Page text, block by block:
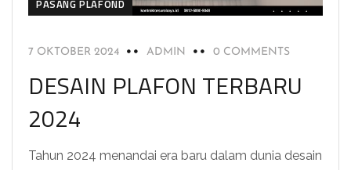
PASANG PLAFOND
7 OKTOBER 2024 ADMIN 0 COMMENTS
DESAIN PLAFON TERBARU
2024
Tahun 2024 menandai era baru dalam dunia desain